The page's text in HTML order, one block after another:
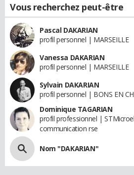
Vous recherchez peut-être
Pascal DAKARIAN
profil personnel | MARSEILLE
Vanessa DAKARIAN
profil personnel | MARSEILLE
Sylvain DAKARIAN
profil personnel | BONS EN
Dominique TAGARIAN
profil professionnel |
communication rse
Nom "DAKARIAN"